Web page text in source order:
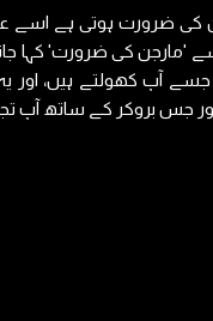
ضرورت ہوتی ہے اسے
'مارجن کی ضرورت' کہا
آپ کھولتے ہیں،
جس بروکر کے ساتھ آپ